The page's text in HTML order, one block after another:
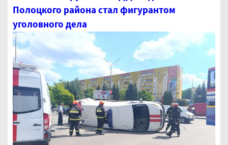
Полоцкого района стал фигурантом
уголовного дела